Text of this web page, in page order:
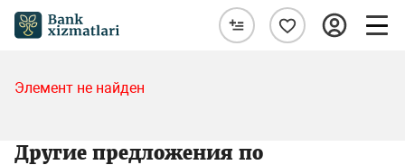
Элемент не найден
Другие предложения по